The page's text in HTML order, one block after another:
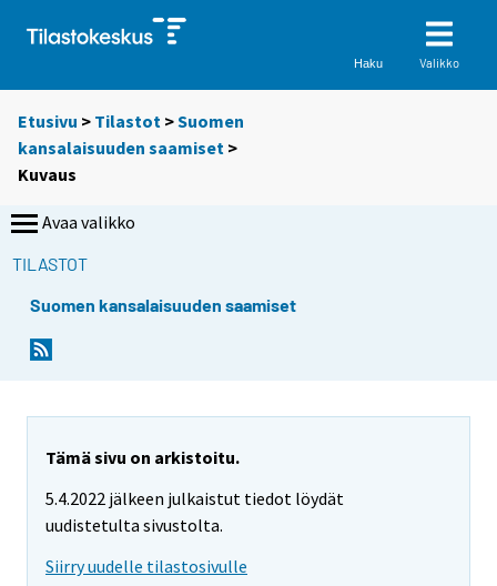
Haku Valikko
Etusivu > Tilastot >Suomen
kansalaisuuden saamiset >
Kuvaus
Avaa valikko
TILASTOT
Suomen kansalaisuuden saamiset
Tämä sivu on arkistoitu.
5.4.2022 jälkeen julkaistut tiedot löydät
uudistetulta sivustolta.
Siirry uudelle tilastosivulle